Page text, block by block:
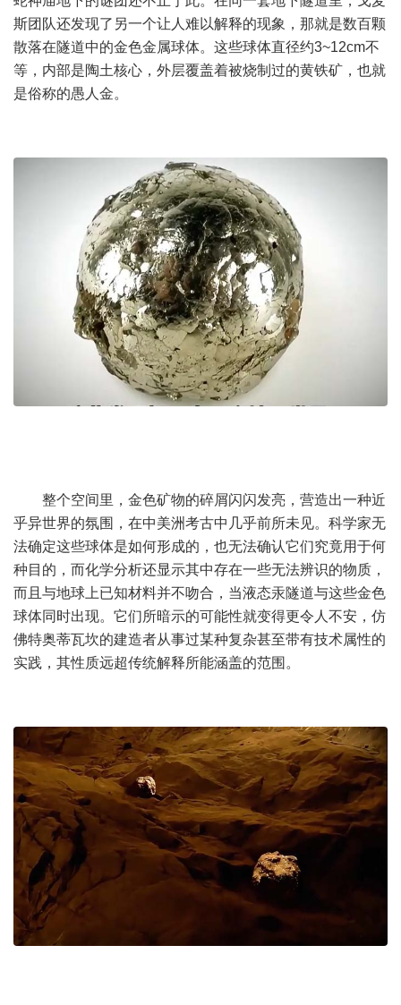
斯团队还发现了另一个让人难以解释的现象，那就是数百颗
散落在隧道中的金色金属球体。这些球体直径约3~12cm不
等，内部是陶土核心，外层覆盖着被烧制过的黄铁矿，也就
是俗称的愚人金。
整个空间里，金色矿物的碎屑闪闪发亮，营造出一种近
乎异世界的氛围，在中美洲考古中几乎前所未见。科学家无
法确定这些球体是如何形成的，也无法确认它们究竟用于何
种目的，而化学分析还显示其中存在一些无法辨识的物质，
而且与地球上已知材料并不吻合，当液态汞隧道与这些金色
球体同时出现。它们所暗示的可能性就变得更令人不安，仿
佛特奥蒂瓦坎的建造者从事过某种复杂甚至带有技术属性的
实践，其性质远超传统解释所能涵盖的范围。